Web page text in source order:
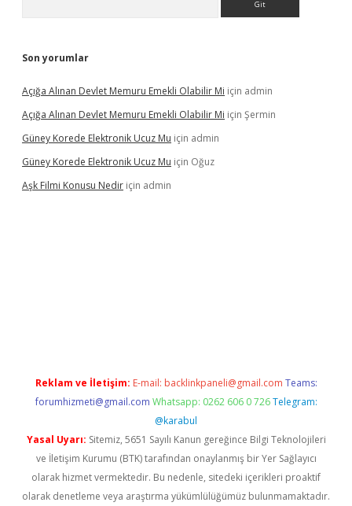
Son yorumlar
Açığa Alınan Devlet Memuru Emekli Olabilir Mi için admin
Açığa Alınan Devlet Memuru Emekli Olabilir Mi için Şermin
Güney Korede Elektronik Ucuz Mu için admin
Güney Korede Elektronik Ucuz Mu için Oğuz
Aşk Filmi Konusu Nedir için admin
Reklam ve İletişim: E-mail: backlinkpaneli@gmail.com Teams:
forumhizmeti@gmail.com Whatsapp: 0262 606 0 726 Telegram:
@karabul
Yasal Uyarı: Sitemiz, 5651 Sayılı Kanun gereğince Bilgi Teknolojileri
ve İletişim Kurumu (BTK) tarafından onaylanmış bir Yer Sağlayıcı
olarak hizmet vermektedir. Bu nedenle, sitedeki içerikleri proaktif
olarak denetleme veya araştırma yükümlülüğümüz bulunmamaktadır.